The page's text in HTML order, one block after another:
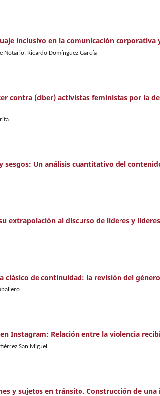
inclusivo en la comunicación corporativa
Notario, Ricardo Domínguez-García
contra (ciber) activistas feministas por la
sesgos: Un análisis cuantitativo del
extrapolación al discurso de líderes y
clásico de continuidad: la revisión del
Instagram: Relación entre la violencia
San Miguel
y sujetos en tránsito. Construcción de